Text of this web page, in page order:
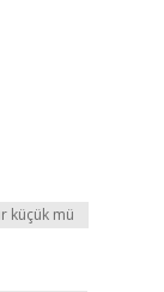
küçük mü